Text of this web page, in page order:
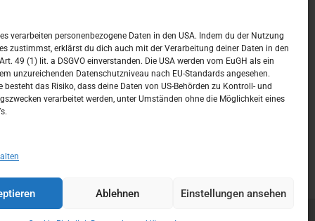
verarbeiten personenbezogene Daten in den USA. Indem du der Nutzung
zustimmst, erklärst du dich auch mit der Verarbeitung deiner Daten in den
49 (1) lit. a DSGVO einverstanden. Die USA werden vom EuGH als ein
unzureichenden Datenschutzniveau nach EU-Standards angesehen.
besteht das Risiko, dass deine Daten von US-Behörden zu Kontroll- und
verarbeitet werden, unter Umständen ohne die Möglichkeit eines
Ablehnen Einstellungen ansehen
10 11 12 13 14 15 16
17 18 19 20 21 22
24 25 26 27 28 29 30